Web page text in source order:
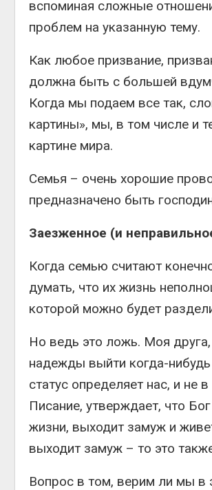
вспоминая сложные
проблем на указанную тему.
Как любое призвание,
должна быть с большей
Когда мы подаем все так,
картины», мы, в том числе и
картине мира.
Семья – очень хорошие
предназначено быть
Заезженное (и
Когда семью считают
думать, что их жизнь
которой можно будет
Но ведь это ложь. Моя
надежды выйти когда-
статус определяет нас, и не
Писание, утверждает, что
жизни, выходит замуж и
выходит замуж – то это
Вопрос в том, верим ли мы в